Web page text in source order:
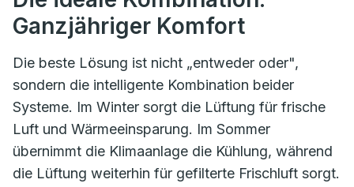
Ganzjähriger Komfort
Die beste Lösung ist nicht „entweder oder",
sondern die intelligente Kombination beider
Systeme. Im Winter sorgt die Lüftung für frische
Luft und Wärmeeinsparung. Im Sommer
übernimmt die Klimaanlage die Kühlung, während
die Lüftung weiterhin für gefilterte Frischluft sorgt.